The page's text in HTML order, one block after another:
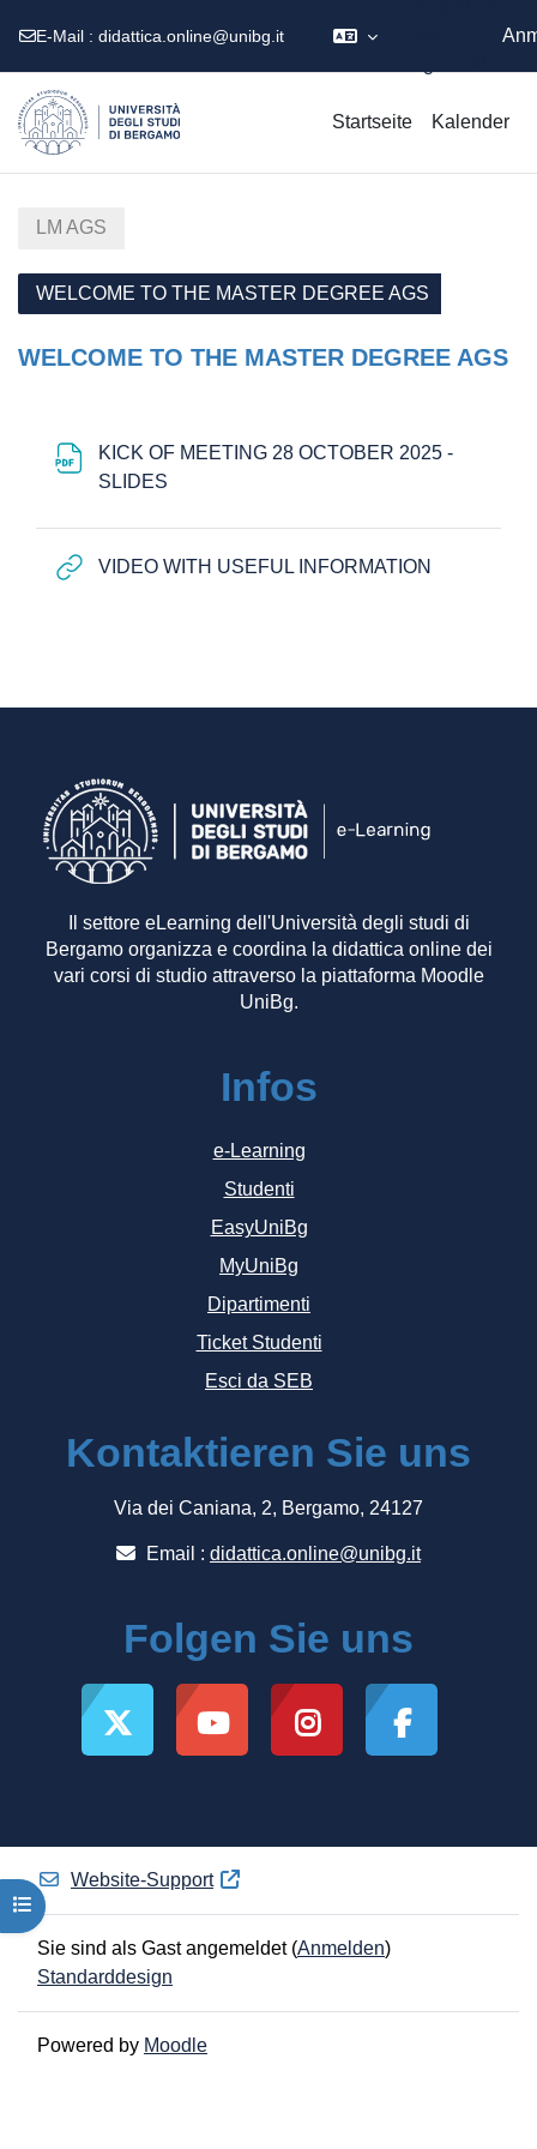
E-Mail : didattica.online@unibg.it
Startseite Kalender
Kursindex öffnen
LM AGS
WELCOME TO THE MASTER DEGREE AGS
WELCOME TO THE MASTER DEGREE AGS
KICK OF MEETING 28 OCTOBER 2025 -
SLIDES
VIDEO WITH USEFUL INFORMATION
Il settore eLearning dell'Università degli studi di
Bergamo organizza e coordina la didattica online dei
vari corsi di studio attraverso la piattaforma Moodle
UniBg.
Infos
e-Learning
Studenti
EasyUniBg
MyUniBg
Dipartimenti
Ticket Studenti
Esci da SEB
Kontaktieren Sie uns
Via dei Caniana, 2, Bergamo, 24127
Email : didattica.online@unibg.it
Folgen Sie uns
Website-Support
Sie sind als Gast angemeldet (Anmelden)
Standarddesign
Powered by Moodle